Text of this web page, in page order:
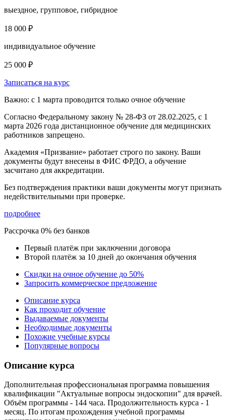
выездное, групповое, гибридное
18 000 ₽
индивидуальное обучение
25 000 ₽
Записаться на курс
Важно: с 1 марта проводится только очное обучение
Согласно Федеральному закону № 28-ФЗ от 28.02.2025, с 1
марта 2026 года дистанционное обучение для медицинских
работников запрещено.
Академия «Призвание» работает строго по закону. Ваши
документы будут внесены в ФИС ФРДО, а обучение
засчитано для аккредитации.
Без подтверждения практики ваши документы могут признать
недействительными при проверке.
подробнее
Рассрочка 0% без банков
Первый платёж при заключении договора
Второй платёж за 10 дней до окончания обучения
Скидки на очное обучение до 50%
Запросить коммерческое предложение
Описание курса
Как проходит обучение
Выдаваемые документы
Необходимые документы
Похожие учебные курсы
Популярные вопросы
Описание курса
Дополнительная профессиональная программа повышения
квалификации "Актуальные вопросы эндоскопии" для врачей.
Объём программы - 144 часа. Продолжительность курса - 1
месяц. По итогам прохождения учебной программы